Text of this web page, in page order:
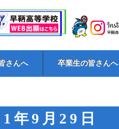
さんへ 卒業生の皆さんへ
年9月29日